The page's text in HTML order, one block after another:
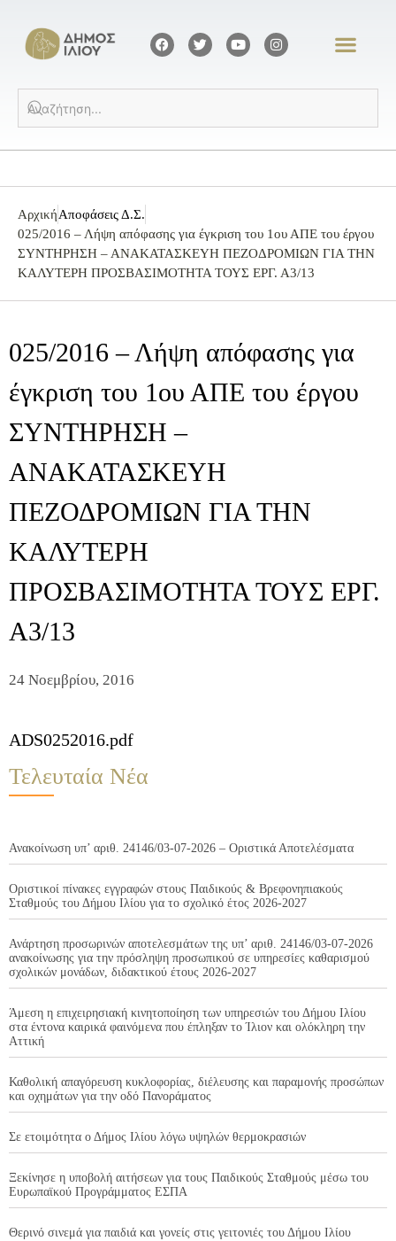
ΑρχικήΑποφάσεις Δ.Σ.
025/2016 – Λήψη απόφασης για έγκριση του 1ου ΑΠΕ του έργου
ΣΥΝΤΗΡΗΣΗ – ΑΝΑΚΑΤΑΣΚΕΥΗ ΠΕΖΟΔΡΟΜΙΩΝ ΓΙΑ ΤΗΝ
ΚΑΛΥΤΕΡΗ ΠΡΟΣΒΑΣΙΜΟΤΗΤΑ ΤΟΥΣ ΕΡΓ. Α3/13
025/2016 – Λήψη απόφασης για
έγκριση του 1ου ΑΠΕ του έργου
ΣΥΝΤΗΡΗΣΗ –
ΑΝΑΚΑΤΑΣΚΕΥΗ
ΠΕΖΟΔΡΟΜΙΩΝ ΓΙΑ ΤΗΝ
ΚΑΛΥΤΕΡΗ
ΠΡΟΣΒΑΣΙΜΟΤΗΤΑ ΤΟΥΣ ΕΡΓ.
Α3/13
24 Νοεμβρίου, 2016
ADS0252016.pdf
Τελευταία Νέα
Ανακοίνωση υπ’ αριθ. 24146/03-07-2026 – Οριστικά Αποτελέσματα
Οριστικοί πίνακες εγγραφών στους Παιδικούς & Βρεφονηπιακούς
Σταθμούς του Δήμου Ιλίου για το σχολικό έτος 2026-2027
Ανάρτηση προσωρινών αποτελεσμάτων της υπ’ αριθ. 24146/03-07-2026
ανακοίνωσης για την πρόσληψη προσωπικού σε υπηρεσίες καθαρισμού
σχολικών μονάδων, διδακτικού έτους 2026-2027
Άμεση η επιχειρησιακή κινητοποίηση των υπηρεσιών του Δήμου Ιλίου
στα έντονα καιρικά φαινόμενα που έπληξαν το Ίλιον και ολόκληρη την
Αττική
Καθολική απαγόρευση κυκλοφορίας, διέλευσης και παραμονής προσώπων
και οχημάτων για την οδό Πανοράματος
Σε ετοιμότητα ο Δήμος Ιλίου λόγω υψηλών θερμοκρασιών
Ξεκίνησε η υποβολή αιτήσεων για τους Παιδικούς Σταθμούς μέσω του
Ευρωπαϊκού Προγράμματος ΕΣΠΑ
Θερινό σινεμά για παιδιά και γονείς στις γειτονιές του Δήμου Ιλίου